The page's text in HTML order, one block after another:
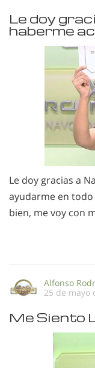
Le doy
haberme
Le doy gracias a
ayudarme en
bien, me voy con
Alfonso
25 de mayo
Me Siento